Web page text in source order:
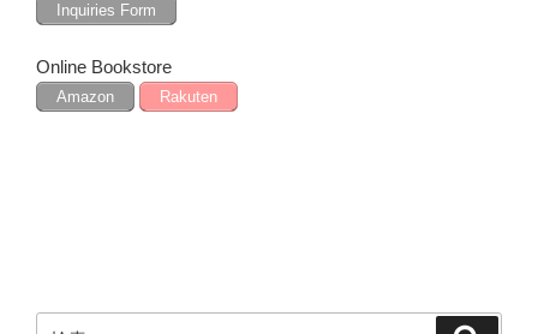
Inquiries Form
Online Bookstore
Amazon Rakuten